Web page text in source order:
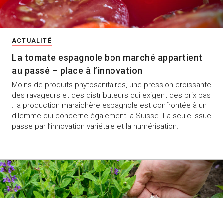
ACTUALITÉ
La tomate espagnole bon marché appartient
au passé – place à l’innovation
Moins de produits phytosanitaires, une pression croissante
des ravageurs et des distributeurs qui exigent des prix bas
: la production maraîchère espagnole est confrontée à un
dilemme qui concerne également la Suisse. La seule issue
passe par l’innovation variétale et la numérisation.